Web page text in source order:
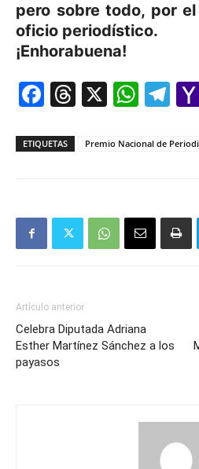
pero sobre todo, por
oficio periodístico.
¡Enhorabuena!
Facebook
Threads
X
ETIQUETAS Premio Nacional de
Artículo anterior
Celebra Diputada Adriana
Esther Martínez Sánchez a los
payasos